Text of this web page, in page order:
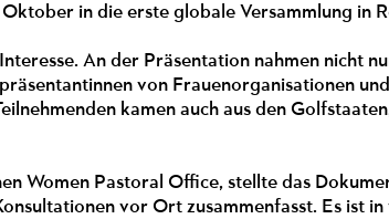
in die erste globale Versammlung in
An der Präsentation nahmen nicht
von Frauenorganisationen
kamen auch aus den
Women Pastoral Office, stellte das
vor Ort zusammenfasst. Es ist